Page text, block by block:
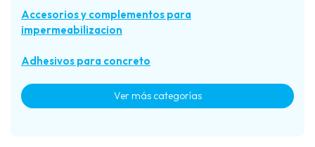
Accesorios y complementos para
impermeabilizacion
Adhesivos para concreto
Aditivos para concretoVer más categorías